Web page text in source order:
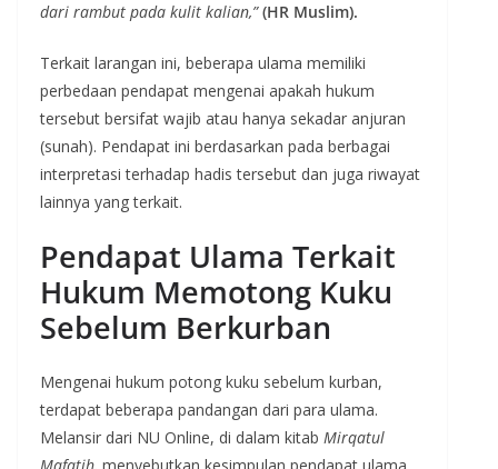
dari rambut pada kulit kalian,”(HR Muslim).
Terkait larangan ini, beberapa ulama memiliki
perbedaan pendapat mengenai apakah hukum
tersebut bersifat wajib atau hanya sekadar anjuran
(sunah). Pendapat ini berdasarkan pada berbagai
interpretasi terhadap hadis tersebut dan juga riwayat
lainnya yang terkait.
Pendapat Ulama Terkait
Hukum Memotong Kuku
Sebelum Berkurban
Mengenai hukum potong kuku sebelum kurban,
terdapat beberapa pandangan dari para ulama.
Melansir dari NU Online, di dalam kitab Mirqatul